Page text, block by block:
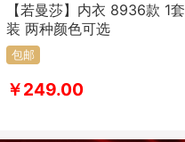
【若曼莎】内衣 8936款 1套
装 两种颜色可选
包邮
￥249.00